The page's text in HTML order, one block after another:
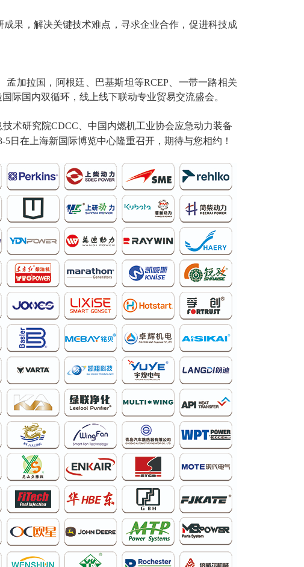
果，解决关键技术难点，寻求企业合作，促进科技成
孟加拉国，阿根廷、巴基斯坦等RCEP 、一带一路相关
际国内双循环，线上线下联动专业贸易交流盛会。
术研究院CDCC、中国内燃机工业协会应急动力装备
5日在上海新国际博览中心隆重召开，期待与您相约！